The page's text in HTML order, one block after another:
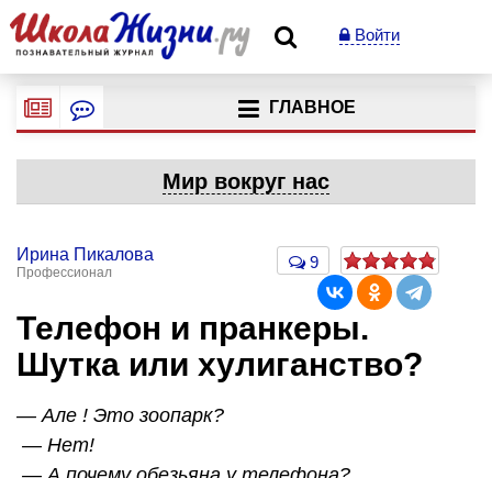
Войти
ГЛАВНОЕ
Мир вокруг нас
Ирина Пикалова
Профессионал
9
Телефон и пранкеры.
Шутка или хулиганство?
— Але ! Это зоопарк?
— Нет!